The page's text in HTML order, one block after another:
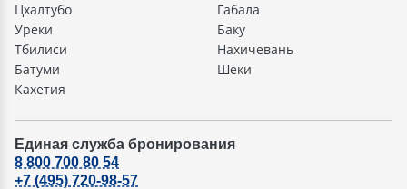
Цхалтубо
Уреки
Тбилиси
Батуми
Кахетия
Габала
Баку
Нахичевань
Шеки
Единая служба бронирования
8 800 700 80 54
+7 (495) 720-98-57